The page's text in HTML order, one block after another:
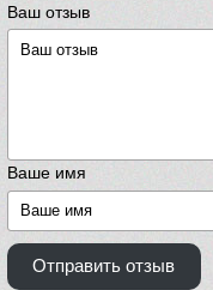
Ваш отзыв
Ваше имя
Отправить отзыв